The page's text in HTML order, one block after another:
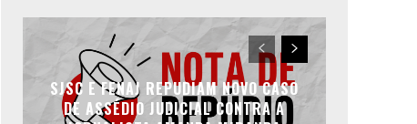
SJSC E FENAJ REPUDIAM NOVO CASO
DE ASSÉDIO JUDICIAL CONTRA A